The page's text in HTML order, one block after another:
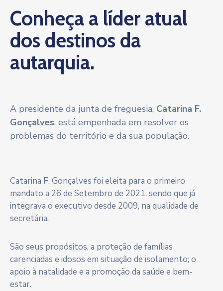
Conheça a líder atual
dos destinos da
autarquia.
A presidente da junta de freguesia, Catarina F.
Gonçalves, está empenhada em resolver os
problemas do território e da sua população.
Catarina F. Gonçalves foi eleita para o primeiro
mandato a 26 de Setembro de 2021, sendo que já
integrava o executivo desde 2009, na qualidade de
secretária.
São seus propósitos, a proteção de famílias
carenciadas e idosos em situação de isolamento; o
apoio à natalidade e a promoção da saúde e bem-
estar.